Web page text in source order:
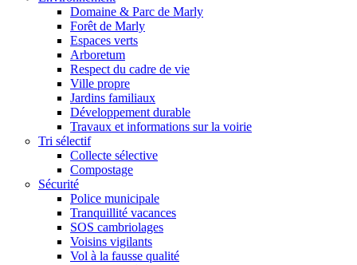
Domaine & Parc de Marly
Forêt de Marly
Espaces verts
Arboretum
Respect du cadre de vie
Ville propre
Jardins familiaux
Développement durable
Travaux et informations sur la voirie
Tri sélectif
Collecte sélective
Compostage
Sécurité
Police municipale
Tranquillité vacances
SOS cambriolages
Voisins vigilants
Vol à la fausse qualité